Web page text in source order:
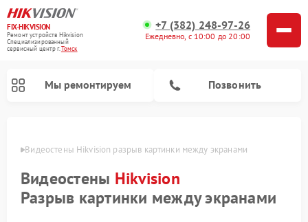
FIX-HIKVISION
Ремонт устройств Hikvision
Специализированный
cервисный центр г.Томск
+7 (382) 248-97-26
Ежедневно, с 10:00 до 20:00
Мы ремонтируем Позвонить
Видеостены Hikvision разрыв картинки между экранами
Видеостены Hikvision
Разрыв картинки между экранами